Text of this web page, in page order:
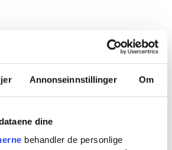
Annonseinnstillinger Om
dine
behandler de personlige